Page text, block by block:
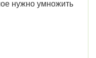
нужно умножить